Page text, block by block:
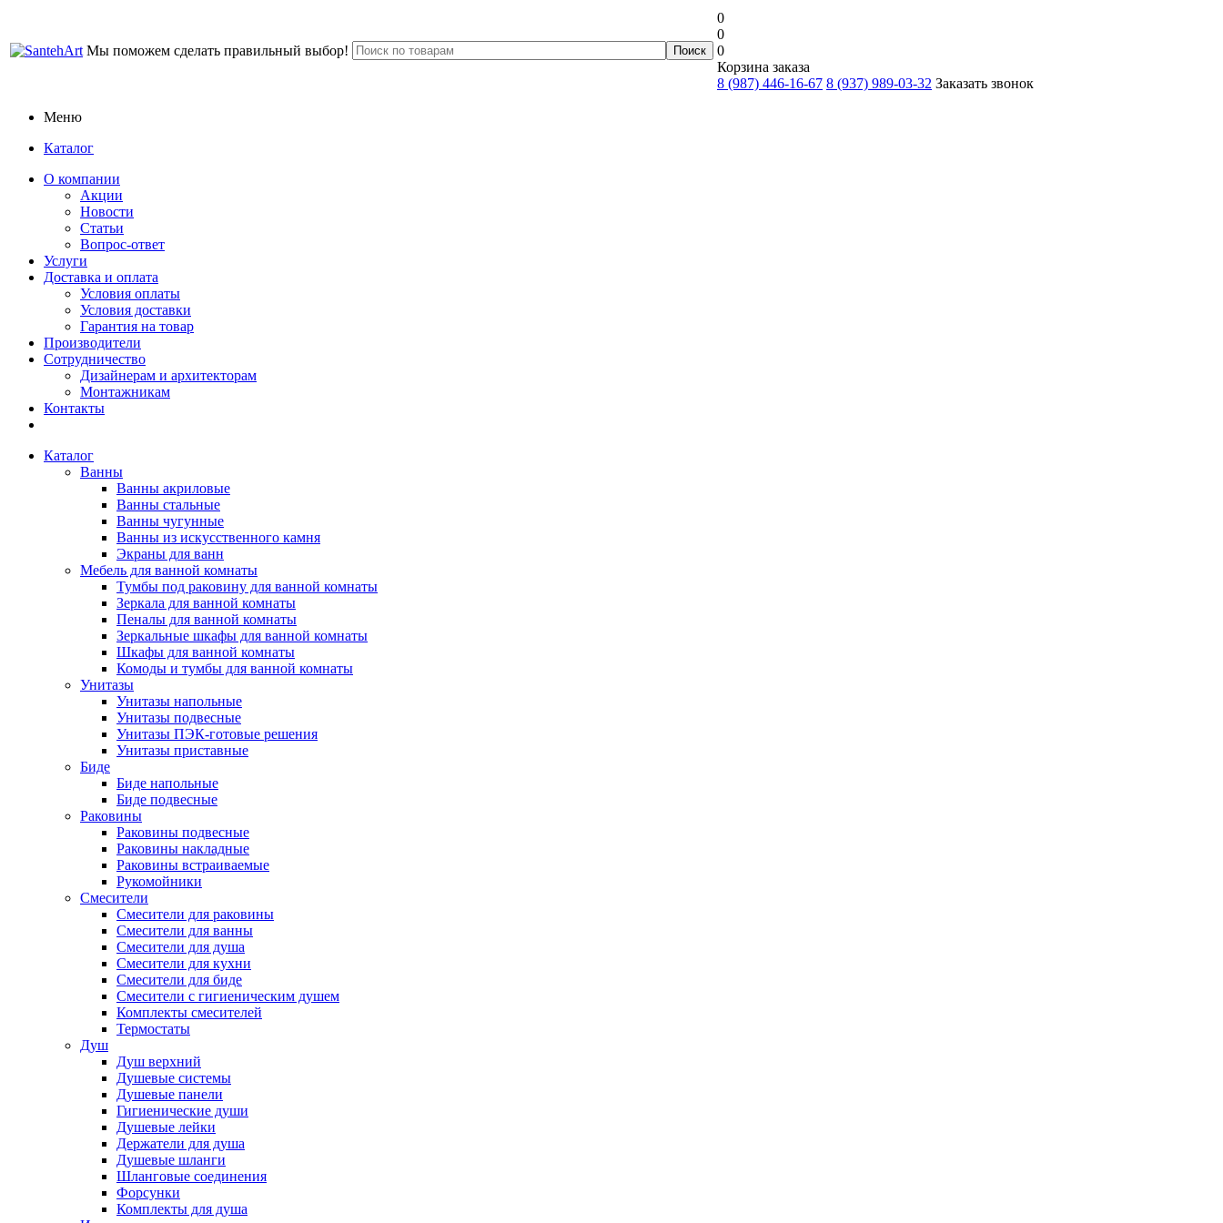
Мы поможем сделать правильный выбор!
0
0
0
Корзина заказа
8 (987) 446-16-67 8 (937) 989-03-32 Заказать звонок
Меню
Каталог
О компании
Акции
Новости
Статьи
Вопрос-ответ
Услуги
Доставка и оплата
Условия оплаты
Условия доставки
Гарантия на товар
Производители
Сотрудничество
Дизайнерам и архитекторам
Монтажникам
Контакты
Каталог
Ванны
Ванны акриловые
Ванны стальные
Ванны чугунные
Ванны из искусственного камня
Экраны для ванн
Мебель для ванной комнаты
Тумбы под раковину для ванной комнаты
Зеркала для ванной комнаты
Пеналы для ванной комнаты
Зеркальные шкафы для ванной комнаты
Шкафы для ванной комнаты
Комоды и тумбы для ванной комнаты
Унитазы
Унитазы напольные
Унитазы подвесные
Унитазы ПЭК-готовые решения
Унитазы приставные
Биде
Биде напольные
Биде подвесные
Раковины
Раковины подвесные
Раковины накладные
Раковины встраиваемые
Рукомойники
Смесители
Смесители для раковины
Смесители для ванны
Смесители для душа
Смесители для кухни
Смесители для биде
Смесители с гигиеническим душем
Комплекты смесителей
Термостаты
Душ
Душ верхний
Душевые системы
Душевые панели
Гигиенические души
Душевые лейки
Держатели для душа
Душевые шланги
Шланговые соединения
Форсунки
Комплекты для душа